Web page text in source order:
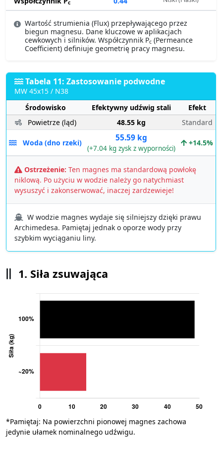
c
Wartość strumienia (Flux) przepływającego przez
biegun magnesu. Dane kluczowe w aplikacjach
cewkowych i silników. Współczynnik Pc (Permeance
Coefficient) definiuje geometrię pracy magnesu.
Tabela 11: Zastosowanie podwodne
MW 45x15 / N38
Środowisko
Efektywny udźwig stali
Efekt
Powietrze (ląd)
48.55 kg Standard
Woda (dno rzeki) 55.59 kg
(+7.04 kg zysk z wyporności)
+14.5%
Ostrzeżenie: Ten magnes ma standardową powłokę
niklową. Po użyciu w wodzie należy go natychmiast
wysuszyć i zakonserwować, inaczej zardzewieje!
W wodzie magnes wydaje się silniejszy dzięki prawu
Archimedesa. Pamiętaj jednak o oporze wody przy
szybkim wyciąganiu liny.
1. Siła zsuwająca
*Pamiętaj: Na powierzchni pionowej magnes zachowa
jedynie ułamek nominalnego udźwigu.